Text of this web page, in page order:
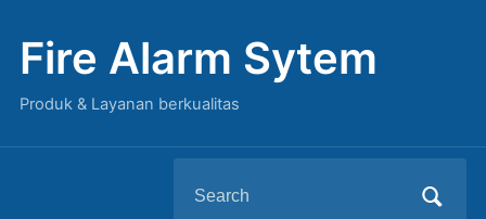
Fire Alarm Sytem
Produk & Layanan berkualitas
for: